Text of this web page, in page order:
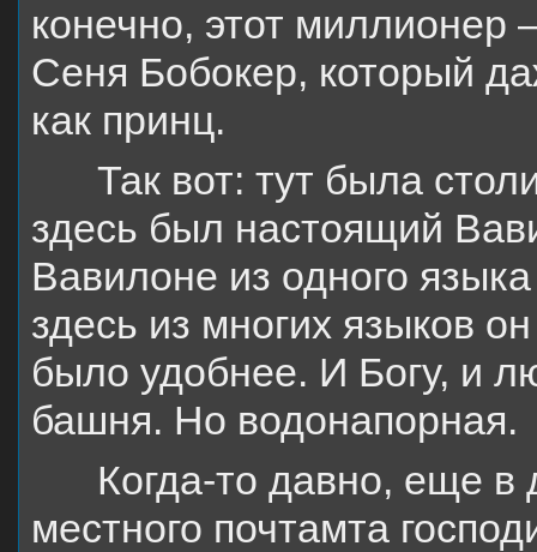
конечно, этот миллионер
Сеня Бобокер, который
как принц.
Так вот: тут была
здесь был настоящий
Вавилоне из одного
здесь из многих языков
было удобнее. И Богу, и
башня. Но водонапорная.
Когда-то давно, еще в
местного почтамта